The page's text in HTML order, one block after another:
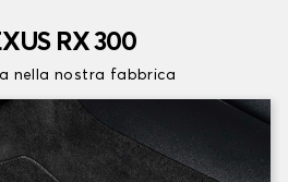
RX 300
nella nostra fabbrica